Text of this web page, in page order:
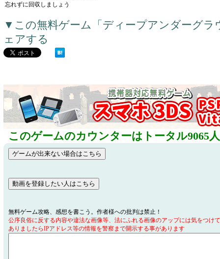
忘れずに回収しましょう
▼この無料ゲーム「ディープアンダーグラ
ェアする
このゲームのカウンターはトータル9065
無料ゲーム攻略、感想を書こう。作者様への批判は禁止！
公序良俗に反する内容や違法な画像等、法にふれる画像のアップには気をつけ
ありましたらIPアドレス等の情報を警察まで開示する事があります